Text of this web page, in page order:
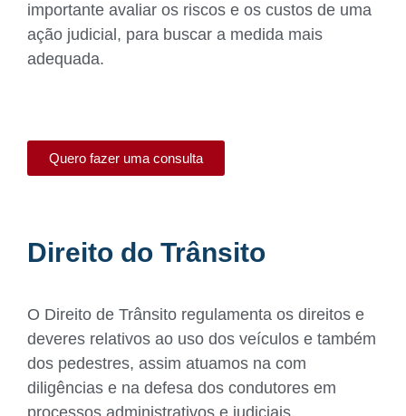
importante avaliar os riscos e os custos de uma
ação judicial, para buscar a medida mais
adequada.
Quero fazer uma consulta
Direito do Trânsito
O Direito de Trânsito regulamenta os direitos e
deveres relativos ao uso dos veículos e também
dos pedestres, assim atuamos na com
diligências e na defesa dos condutores em